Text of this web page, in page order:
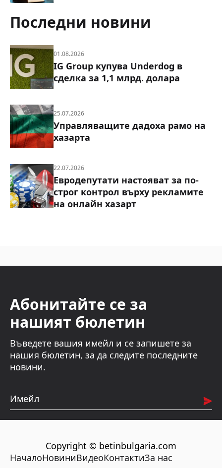
Последни новини
01.08.2026
IG Group купува Underdog в
сделка за 1,1 млрд. долара
25.07.2026
Управляващите дадоха рамо на
хазарта
22.07.2026
Евродепутати настояват за по-
строг контрол върху рекламите
на онлайн хазарт
Абонитайте се за
нашият бюлетин
Въведете вашия имейл и се запишете за
нашия бюлетин, за да следите последните
новини.
Имейл
Copyright © betinbulgaria.com
НачалоНовиниВидеоКонтактиЗа нас